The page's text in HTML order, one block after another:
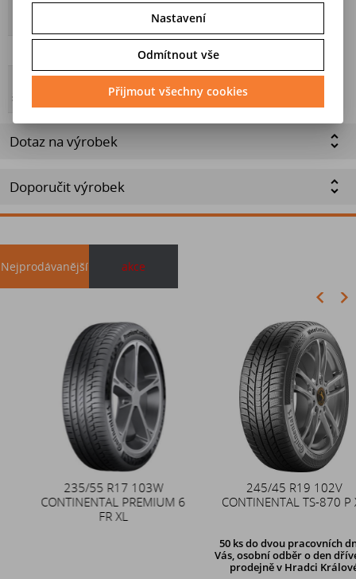
Přilnavost na
Ne
štítek
Dotaz na výrobek
Doporučit výrobek
Nejprodávanější akce
235/55 R17 103W
CONTINENTAL PREMIUM 6
FR XL
245/45 R19 102V
CONTINENTAL TS-870 P XL
do dvou pracovních dní u
Vás, osobní odběr o den dřívena
prodejně v Hradci Králové
Duše 12x4 (4.00-4) kovový
zahnutý ventil TR87
Nastavení
Odmítnout vše
Přijmout všechny cookies